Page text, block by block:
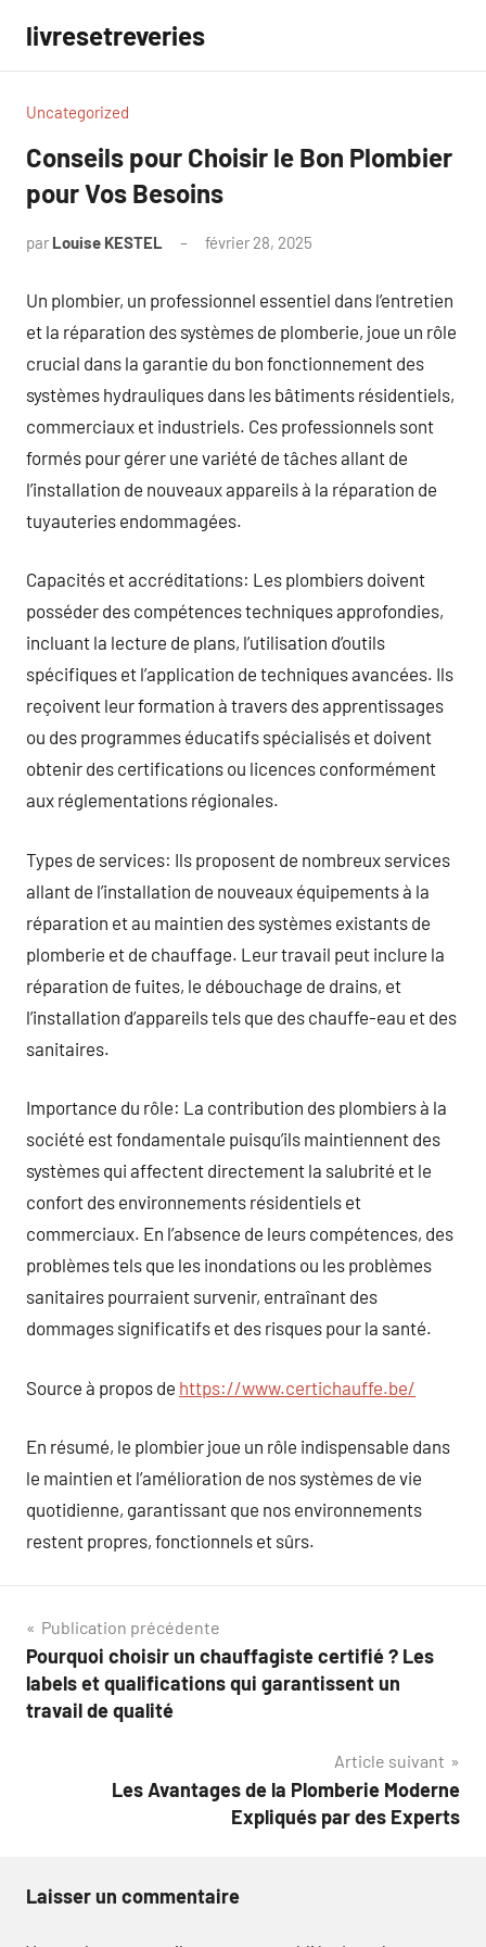
contenu
livresetreveries
Uncategorized
Conseils pour Choisir le Bon Plombier
pour Vos Besoins
par Louise KESTEL février 28, 2025
Un plombier, un professionnel essentiel dans l’entretien
et la réparation des systèmes de plomberie, joue un rôle
crucial dans la garantie du bon fonctionnement des
systèmes hydrauliques dans les bâtiments résidentiels,
commerciaux et industriels. Ces professionnels sont
formés pour gérer une variété de tâches allant de
l’installation de nouveaux appareils à la réparation de
tuyauteries endommagées.
Capacités et accréditations: Les plombiers doivent
posséder des compétences techniques approfondies,
incluant la lecture de plans, l’utilisation d’outils
spécifiques et l’application de techniques avancées. Ils
reçoivent leur formation à travers des apprentissages
ou des programmes éducatifs spécialisés et doivent
obtenir des certifications ou licences conformément
aux réglementations régionales.
Types de services: Ils proposent de nombreux services
allant de l’installation de nouveaux équipements à la
réparation et au maintien des systèmes existants de
plomberie et de chauffage. Leur travail peut inclure la
réparation de fuites, le débouchage de drains, et
l’installation d’appareils tels que des chauffe-eau et des
sanitaires.
Importance du rôle: La contribution des plombiers à la
société est fondamentale puisqu’ils maintiennent des
systèmes qui affectent directement la salubrité et le
confort des environnements résidentiels et
commerciaux. En l’absence de leurs compétences, des
problèmes tels que les inondations ou les problèmes
sanitaires pourraient survenir, entraînant des
dommages significatifs et des risques pour la santé.
Source à propos de https://www.certichauffe.be/
En résumé, le plombier joue un rôle indispensable dans
le maintien et l’amélioration de nos systèmes de vie
quotidienne, garantissant que nos environnements
restent propres, fonctionnels et sûrs.
Navigation
de
l’article
Publication précédente
Pourquoi choisir un chauffagiste certifié ? Les
labels et qualifications qui garantissent un
travail de qualité
Article suivant
Les Avantages de la Plomberie Moderne
Expliqués par des Experts
Laisser un commentaire